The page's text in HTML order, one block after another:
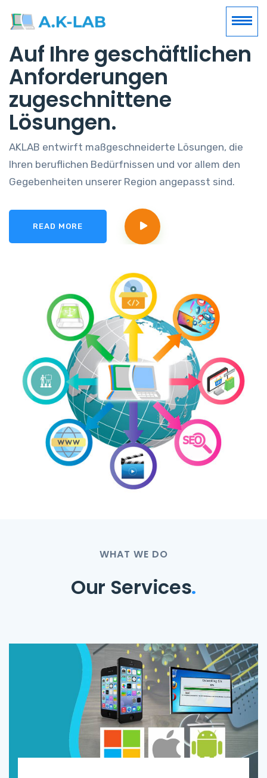
Auf Ihre geschäftlichen
Anforderungen
zugeschnittene
Lösungen.
AKLAB entwirft maßgeschneiderte Lösungen, die
Ihren beruflichen Bedürfnissen und vor allem den
Gegebenheiten unserer Region angepasst sind.
READ MORE
WHAT WE DO
Our Services.